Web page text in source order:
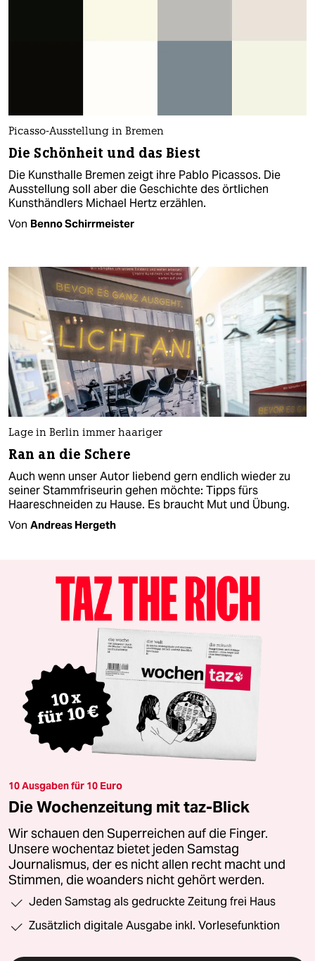
Picasso-Ausstellung in Bremen
Die Schönheit und das Biest
Die Kunsthalle Bremen zeigt ihre Pablo Picassos. Die
Ausstellung soll aber die Geschichte des örtlichen
Kunsthändlers Michael Hertz erzählen.
Von Benno Schirrmeister
Lage in Berlin immer haariger
Ran an die Schere
Auch wenn unser Autor liebend gern endlich wieder zu
seiner Stammfriseurin gehen möchte: Tipps fürs
Haareschneiden zu Hause. Es braucht Mut und Übung.
Von Andreas Hergeth
10 Ausgaben für 10 Euro
Die Wochenzeitung mit taz-Blick
Wir schauen den Superreichen auf die Finger.
Unsere wochentaz bietet jeden Samstag
Journalismus, der es nicht allen recht macht und
Stimmen, die woanders nicht gehört werden.
Jeden Samstag als gedruckte Zeitung frei Haus
Zusätzlich digitale Ausgabe inkl. Vorlesefunktion